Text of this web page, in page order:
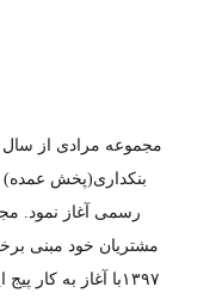
بنکداری(پخش عمده)
رسمی آغاز نمود.
مشتریان خود مبنی
۱۳۹۷با آغاز به